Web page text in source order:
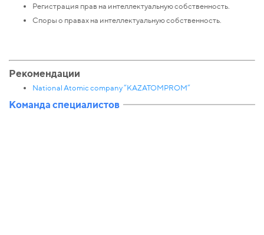
Регистрация прав на интеллектуальную собственность.
Споры о правах на интеллектуальную собственность.
Рекомендации
National Atomic company “KAZATOMPROM”
Команда специалистов